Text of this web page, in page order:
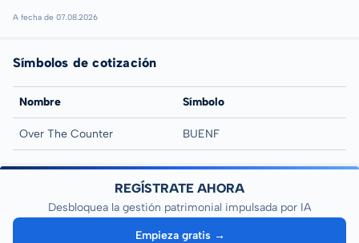
A fecha de 07.08.2026
Símbolos de cotización
Nombre Símbolo
Over The Counter BUENF
REGÍSTRATE AHORA
Desbloquea la gestión patrimonial impulsada por IA
Empieza gratis →